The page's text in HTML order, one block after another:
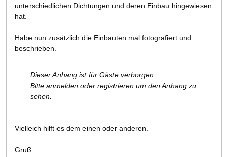
unterschiedlichen Dichtungen und deren Einbau hingewiesen
hat.
Habe nun zusätzlich die Einbauten mal fotografiert und
beschrieben.
Dieser Anhang ist für Gäste verborgen.
Bitte anmelden oder registrieren um den Anhang zu
sehen.
Vielleich hilft es dem einen oder anderen.
Gruß